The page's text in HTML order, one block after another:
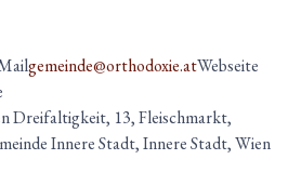
gemeinde@orthodoxie.atWebseite
Dreifaltigkeit, 13, Fleischmarkt,
Innere Stadt, Innere Stadt, Wien